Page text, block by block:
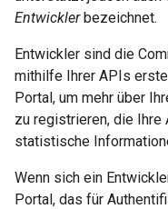
Entwicklerbezeichnet.
Entwickler sind die
mithilfe Ihrer APIs
Portal, um mehr über
zu registrieren, die Ihre
statistische
Wenn sich ein
Portal, das für